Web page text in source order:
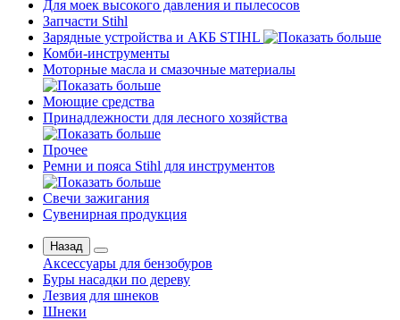
Для моек высокого давления и пылесосов
Запчасти Stihl
Зарядные устройства и АКБ STIHL
Комби-инструменты
Моторные масла и смазочные материалы
Моющие средства
Принадлежности для лесного хозяйства
Прочее
Ремни и пояса Stihl для инструментов
Свечи зажигания
Сувенирная продукция
Назад
Аксессуары для бензобуров
Буры насадки по дереву
Лезвия для шнеков
Шнеки